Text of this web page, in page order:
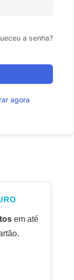
a senha?
agora
em até